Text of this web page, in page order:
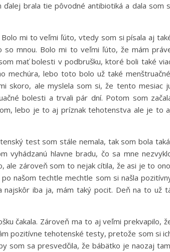
brala tie pôvodné antibiotiká a dala som
mi to veľmi ľúto, vtedy som si písala aj
mnou. Bolo mi to veľmi ľúto, že mám
mať bolesti v podbrušku, ktoré boli také
mechúra, lebo toto bolo už také
skoro, ale myslela som si, že tento mesiac
bolesti a trvali pár dní. Potom som
lebo je to aj príznak tehotenstva ale je to
test som stále nemala, tak som bola
vyhádzanú hlavne bradu, čo sa mne
ale zároveň som to nejak cítila, že asi je to
našom techtle mechtle som si našla
iba ja, mám taký pocit. Deň na to už
čakala. Zároveň ma to aj veľmi prekvapilo,
pozitívne tehotenské testy, pretože som si
som sa presvedčila, že bábätko je naozaj